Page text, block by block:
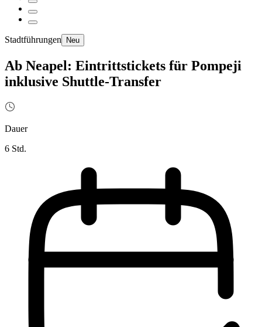
Stadtführungen Neu
Ab Neapel: Eintrittstickets für Pompeji
inklusive Shuttle-Transfer
Dauer
6 Std.